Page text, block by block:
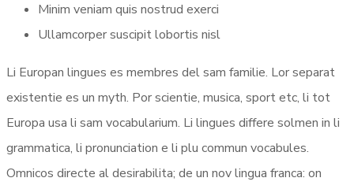
Minim veniam quis nostrud exerci
Ullamcorper suscipit lobortis nisl
Li Europan lingues es membres del sam familie. Lor separat
existentie es un myth. Por scientie, musica, sport etc, li tot
Europa usa li sam vocabularium. Li lingues differe solmen in li
grammatica, li pronunciation e li plu commun vocabules.
Omnicos directe al desirabilita; de un nov lingua franca: on